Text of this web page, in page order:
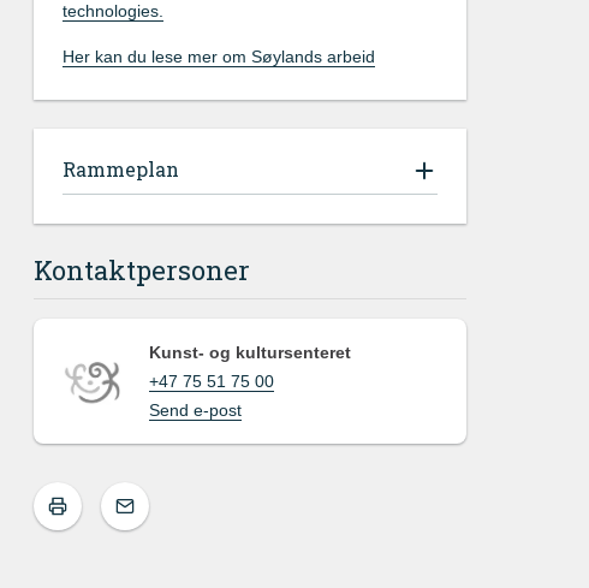
technologies.
Her kan du lese mer om Søylands arbeid
Rammeplan
Kontaktpersoner
Kunst- og kultursenteret
+47 75 51 75 00
Send e-post